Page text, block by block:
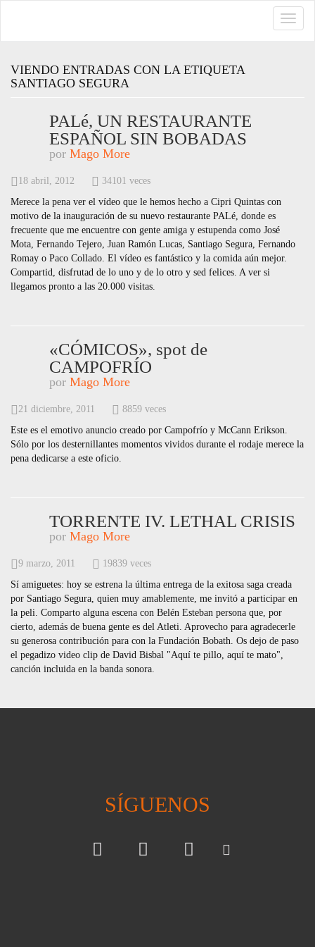
VIENDO ENTRADAS CON LA ETIQUETA
SANTIAGO SEGURA
PALé, UN RESTAURANTE
ESPAÑOL SIN BOBADAS
por Mago More
18 abril, 2012
34101 veces
Merece la pena ver el vídeo que le hemos hecho a Cipri Quintas con
motivo de la inauguración de su nuevo restaurante PALé, donde es
frecuente que me encuentre con gente amiga y estupenda como José
Mota, Fernando Tejero, Juan Ramón Lucas, Santiago Segura, Fernando
Romay o Paco Collado. El vídeo es fantástico y la comida aún mejor.
Compartid, disfrutad de lo uno y de lo otro y sed felices. A ver si
llegamos pronto a las 20.000 visitas.
«CÓMICOS», spot de
CAMPOFRÍO
por Mago More
21 diciembre, 2011
8859 veces
Este es el emotivo anuncio creado por Campofrío y McCann Erikson.
Sólo por los desternillantes momentos vividos durante el rodaje merece la
pena dedicarse a este oficio.
TORRENTE IV. LETHAL CRISIS
por Mago More
9 marzo, 2011
19839 veces
Sí amiguetes: hoy se estrena la última entrega de la exitosa saga creada
por Santiago Segura, quien muy amablemente, me invitó a participar en
la peli. Comparto alguna escena con Belén Esteban persona que, por
cierto, además de buena gente es del Atleti. Aprovecho para agradecerle
su generosa contribución para con la Fundación Bobath. Os dejo de paso
el pegadizo video clip de David Bisbal "Aquí te pillo, aquí te mato",
canción incluida en la banda sonora.
SÍGUENOS